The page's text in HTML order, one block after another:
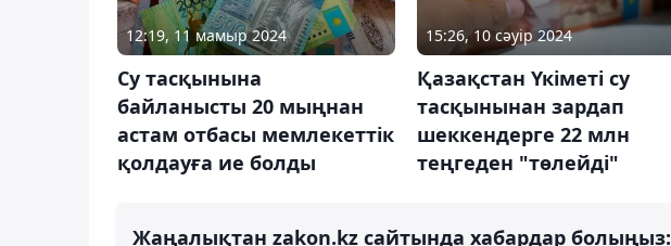
12:19, 11 мамыр 2024
Су тасқынына
байланысты 20 мыңнан
астам отбасы мемлекеттік
қолдауға ие болды
15:26, 10 сәуір 2024
Қазақстан Үкіметі су
тасқынынан зардап
шеккендерге 22 млн
теңгеден "төлейді"
Жаңалықтан zakon.kz сайтында хабардар болыңыз: